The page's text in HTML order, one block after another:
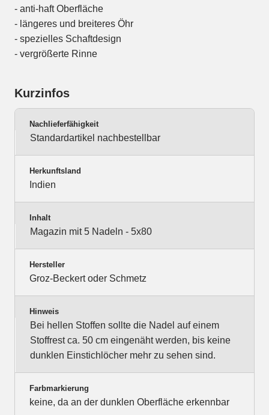
- anti-haft Oberfläche
- längeres und breiteres Öhr
- spezielles Schaftdesign
- vergrößerte Rinne
Kurzinfos
Nachlieferfähigkeit
Standardartikel nachbestellbar
Herkunftsland
Indien
Inhalt
Magazin mit 5 Nadeln - 5x80
Hersteller
Groz-Beckert oder Schmetz
Hinweis
Bei hellen Stoffen sollte die Nadel auf einem
Stoffrest ca. 50 cm eingenäht werden, bis keine
dunklen Einstichlöcher mehr zu sehen sind.
Farbmarkierung
keine, da an der dunklen Oberfläche erkennbar